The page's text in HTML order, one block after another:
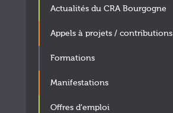
Actualités du CRA Bourgogne
Appels à projets / contributions
Formations
Manifestations
Offres d'emploi